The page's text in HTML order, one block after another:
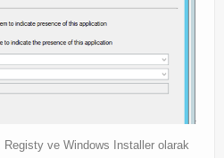
ve Windows Installer olarak